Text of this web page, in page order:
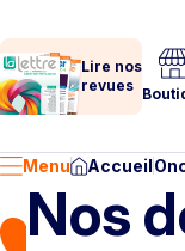
Lire nos
revues
Menu Accueil
Nos